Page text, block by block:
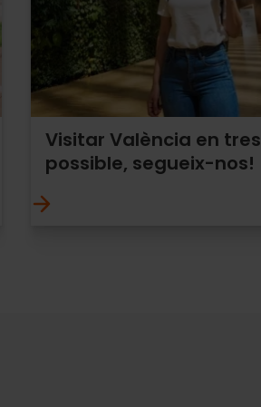
Visitar València en
possible, segueix-nos!